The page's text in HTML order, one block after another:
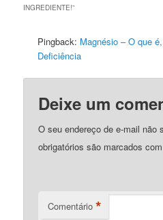
INGREDIENTE!”
Pingback: Magnésio – O que
Deficiência
Deixe um
O seu endereço de e-mail não
obrigatórios são marcados
Comentário *